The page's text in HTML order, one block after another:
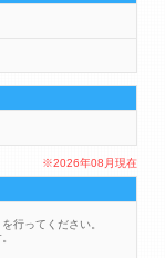
※2026年08月現在
行ってください。